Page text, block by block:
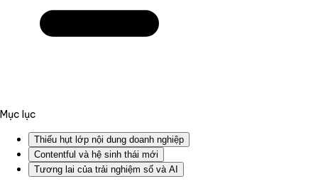
Mục lục
Thiếu hụt lớp nội dung doanh nghiệp
Contentful và hệ sinh thái mới
Tương lai của trải nghiệm số và AI